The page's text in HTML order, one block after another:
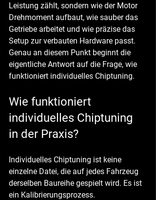
Leistung zählt, sondern wie der Motor
Drehmoment aufbaut, wie sauber das
Getriebe arbeitet und wie präzise das
Setup zur verbauten Hardware passt.
Genau an diesem Punkt beginnt die
eigentliche Antwort auf die Frage, wie
funktioniert individuelles Chiptuning.
Wie funktioniert
individuelles Chiptuning
in der Praxis?
Individuelles Chiptuning ist keine
einzelne Datei, die auf jedes Fahrzeug
derselben Baureihe gespielt wird. Es ist
ein Kalibrierungsprozess.